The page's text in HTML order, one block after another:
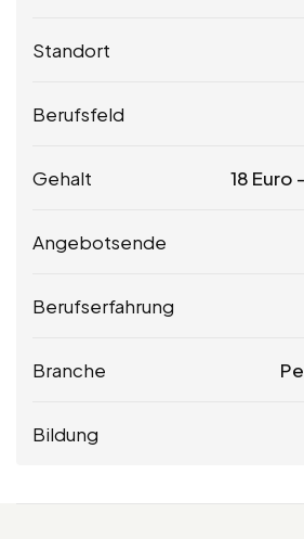
Standort
Berufsfeld
Gehalt 18 Euro -
Angebotsende
Berufserfahrung
Branche
Bildung